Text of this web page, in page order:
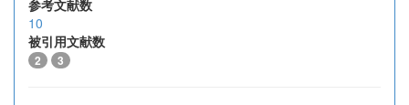
参考文献数
10
被引用文献数
2 3